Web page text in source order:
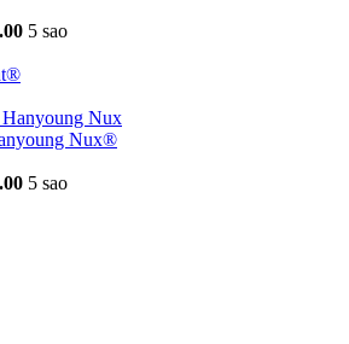
5 sao
Nux®
5 sao